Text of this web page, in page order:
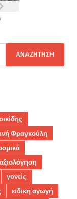
Φραγκούλη
αξιολόγηση
γονείς
ειδική αγωγή